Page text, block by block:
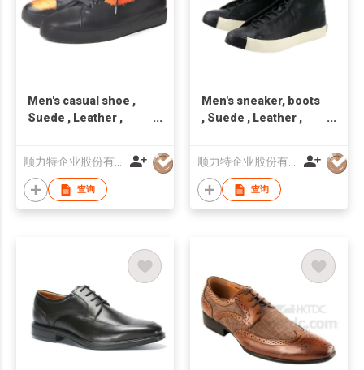
Men's casual shoe ,
Suede , Leather ,
顺力特企业股份有限公司
查询
Men's sneaker, boots
, Suede , Leather ,
顺力特企业股份有限公司
查询